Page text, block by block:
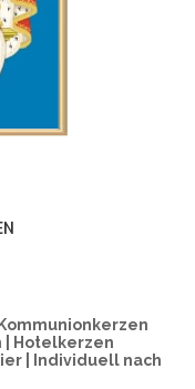
| Hotelkerzen
| Individuell nach